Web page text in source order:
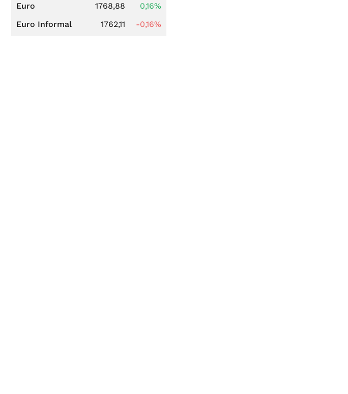
Euro
1768,88
0,16%
Euro Informal
1762,11 -0,16%